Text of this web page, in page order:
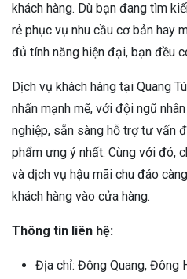
khách hàng. Dù bạn đang tìm
rẻ phục vụ nhu cầu cơ bản hay
đủ tính năng hiện đại, bạn đều
Dịch vụ khách hàng tại Quang
nhấn mạnh mẽ, với đội ngũ
nghiệp, sẵn sàng hỗ trợ tư vấn
phẩm ưng ý nhất. Cùng với đó,
và dịch vụ hậu mãi chu đáo
khách hàng vào cửa hàng.
Thông tin liên hệ:
Địa chỉ: Đông Quang, Đông